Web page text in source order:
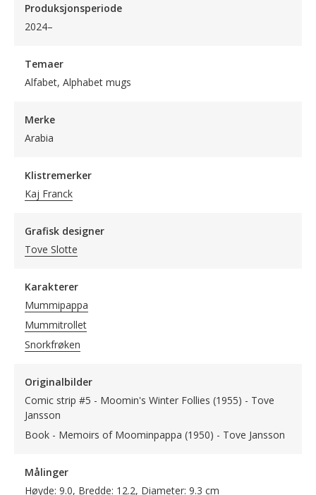
Produksjonsperiode
2024–
Temaer
Alfabet, Alphabet mugs
Merke
Arabia
Klistremerker
Kaj Franck
Grafisk designer
Tove Slotte
Karakterer
Mummipappa
Mummitrollet
Snorkfrøken
Originalbilder
Comic strip #5 - Moomin's Winter Follies (1955) - Tove
Jansson
Book - Memoirs of Moominpappa (1950) - Tove Jansson
Målinger
Høyde: 9.0, Bredde: 12.2, Diameter: 9.3 cm